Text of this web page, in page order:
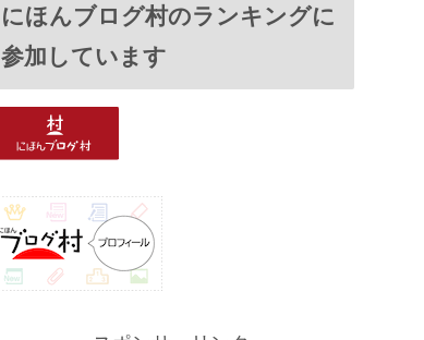
にほんブログ村のランキングに
参加しています